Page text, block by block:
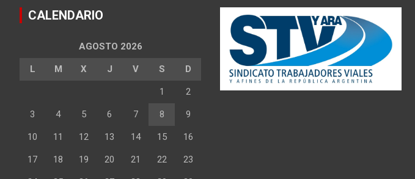
CALENDARIO
AGOSTO 2026
L M X J V S D
1 2
3 4 5 6 7 8 9
10 11 12 13 14 15 16
17 18 19 20 21 22 23